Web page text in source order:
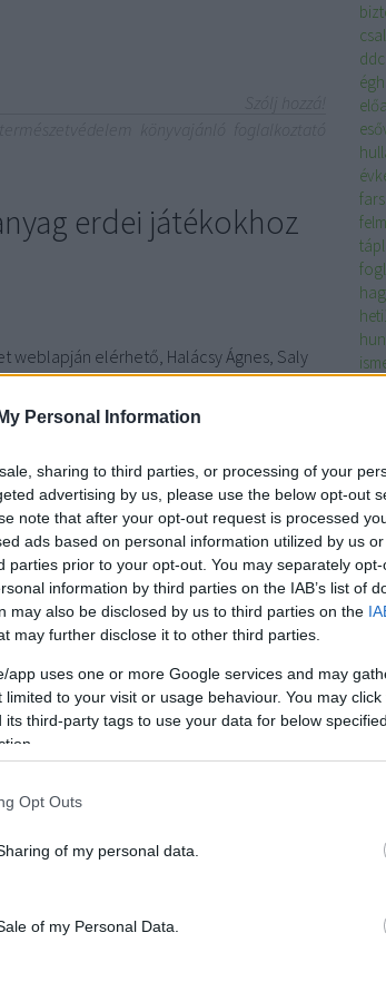
Personal Information
sharing to third parties, or processing of your
advertising by us, please use the below opt-out
note that after your opt-out request is processed
ads based on personal information utilized by us
parties prior to your opt-out. You may separately
information by third parties on the IAB’s list of
may also be disclosed by us to third parties on the
may further disclose it to other third parties.
app uses one or more Google services and may
to your visit or usage behaviour. You may
third-party tags to use your data for below
Opt Outs
of my personal data.
of my Personal Data.
erdei játékokhoz
weblapján elérhető, Halácsy Ágnes, Saly
Erdőélmény című könyvet szeretnénk az
Az anyag teljes terjedelmében letölthető
erdei…
Szólj hozzá!
természet erdő könyvajánló
a Zöld Óvodák ajánlásai
2020-ban készített egy anyagot a
el 2021-ben a Fenntartható Fejlődési
Óvodákban című szakmai…
ddc